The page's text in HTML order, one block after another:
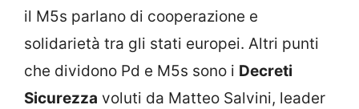
il M5s parlano di cooperazione e
solidarietà tra gli stati europei. Altri punti
che dividono Pd e M5s sono i Decreti
Sicurezza voluti da Matteo Salvini, leader